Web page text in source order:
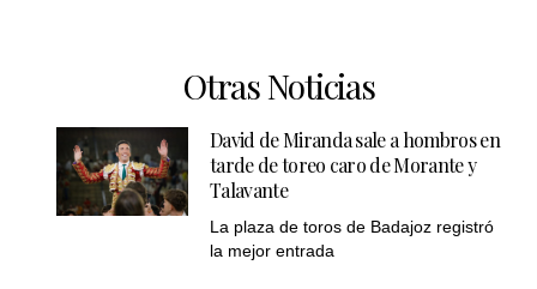
Otras Noticias
David de Miranda sale a hombros en
tarde de toreo caro de Morante y
Talavante
La plaza de toros de Badajoz registró
la mejor entrada